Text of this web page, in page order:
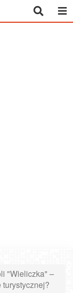
"Wieliczka" –